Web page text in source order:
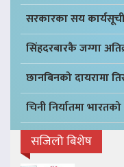
सरकारका सय कार्यसूची
सिंहदरबारकै जग्गा
छानबिनको दायरामा
चिनी निर्यातमा भारतको
सजिलो बिशेष